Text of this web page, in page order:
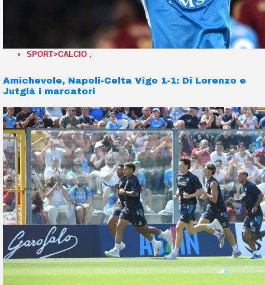
SPORT>CALCIO ,
Amichevole, Napoli-Celta Vigo 1-1: Di Lorenzo e
Jutglà i marcatori